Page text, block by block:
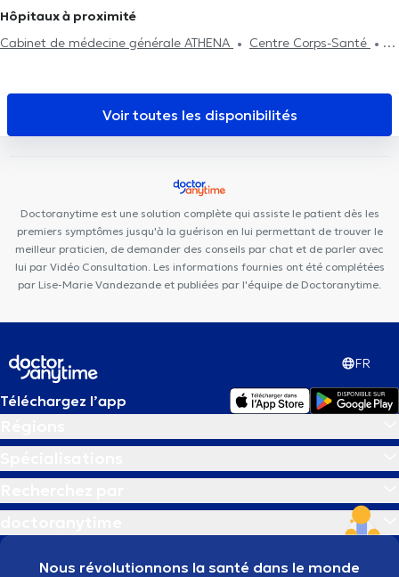
Hôpitaux à proximité
Cabinet de médecine générale ATHENA
Centre Corps-Santé
Cabinet du Docteur Tichoux
Des Racines à la Vie
Centre D'Ophtalmologie Du Brabant Wallon
Centre de Plein Être
Centre Kinos
Docteur Abrassart (Avenue Daudet)
Voir toutes les disponibilités
Doctoranytime est une solution complète qui assiste le patient dès les
premiers symptômes jusqu'à la guérison en lui permettant de trouver le
meilleur praticien, de demander des conseils par chat et de parler avec
lui par Vidéo Consultation. Les informations fournies ont été complétées
par Lise-Marie Vandezande et publiées par l'équipe de Doctoranytime.
FR
Téléchargez l’app
Nous révolutionnons la santé dans le monde